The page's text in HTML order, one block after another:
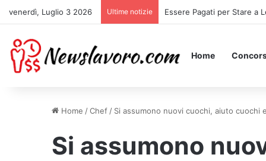
venerdì, Luglio 3 2026 Ultime notizie Acqua e Sapone apre
Home
Home /Chef / Si assumono nuovi cuochi, aiuto cuochi
Si assumono